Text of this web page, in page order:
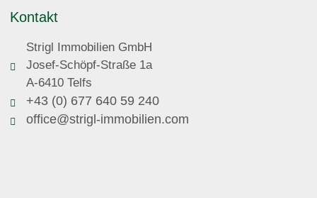
Kontakt
Strigl Immobilien GmbH
Josef-Schöpf-Straße 1a
A-6410 Telfs
+43 (0) 677 640 59 240
office@strigl-immobilien.com